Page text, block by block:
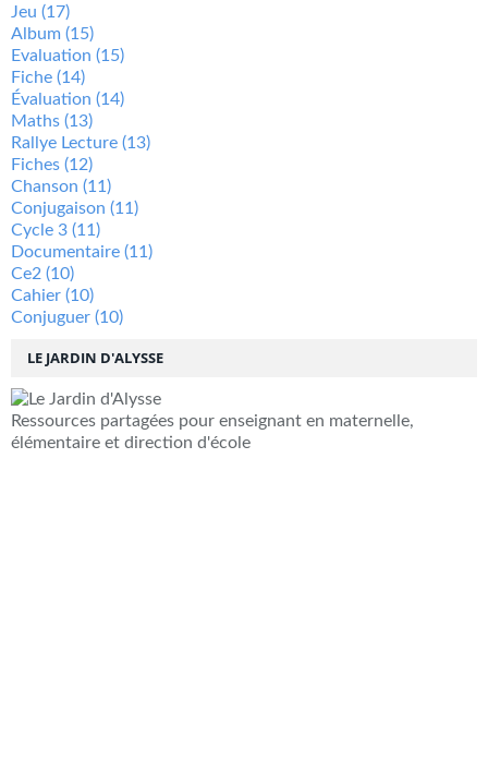
LE JARDIN D'ALYSSE
Ressources partagées pour enseignant en maternelle,
élémentaire et direction d'école
Jeu (17)
Album (15)
Evaluation (15)
Fiche (14)
Évaluation (14)
Maths (13)
Rallye Lecture (13)
Fiches (12)
Chanson (11)
Conjugaison (11)
Cycle 3 (11)
Documentaire (11)
Ce2 (10)
Cahier (10)
Conjuguer (10)